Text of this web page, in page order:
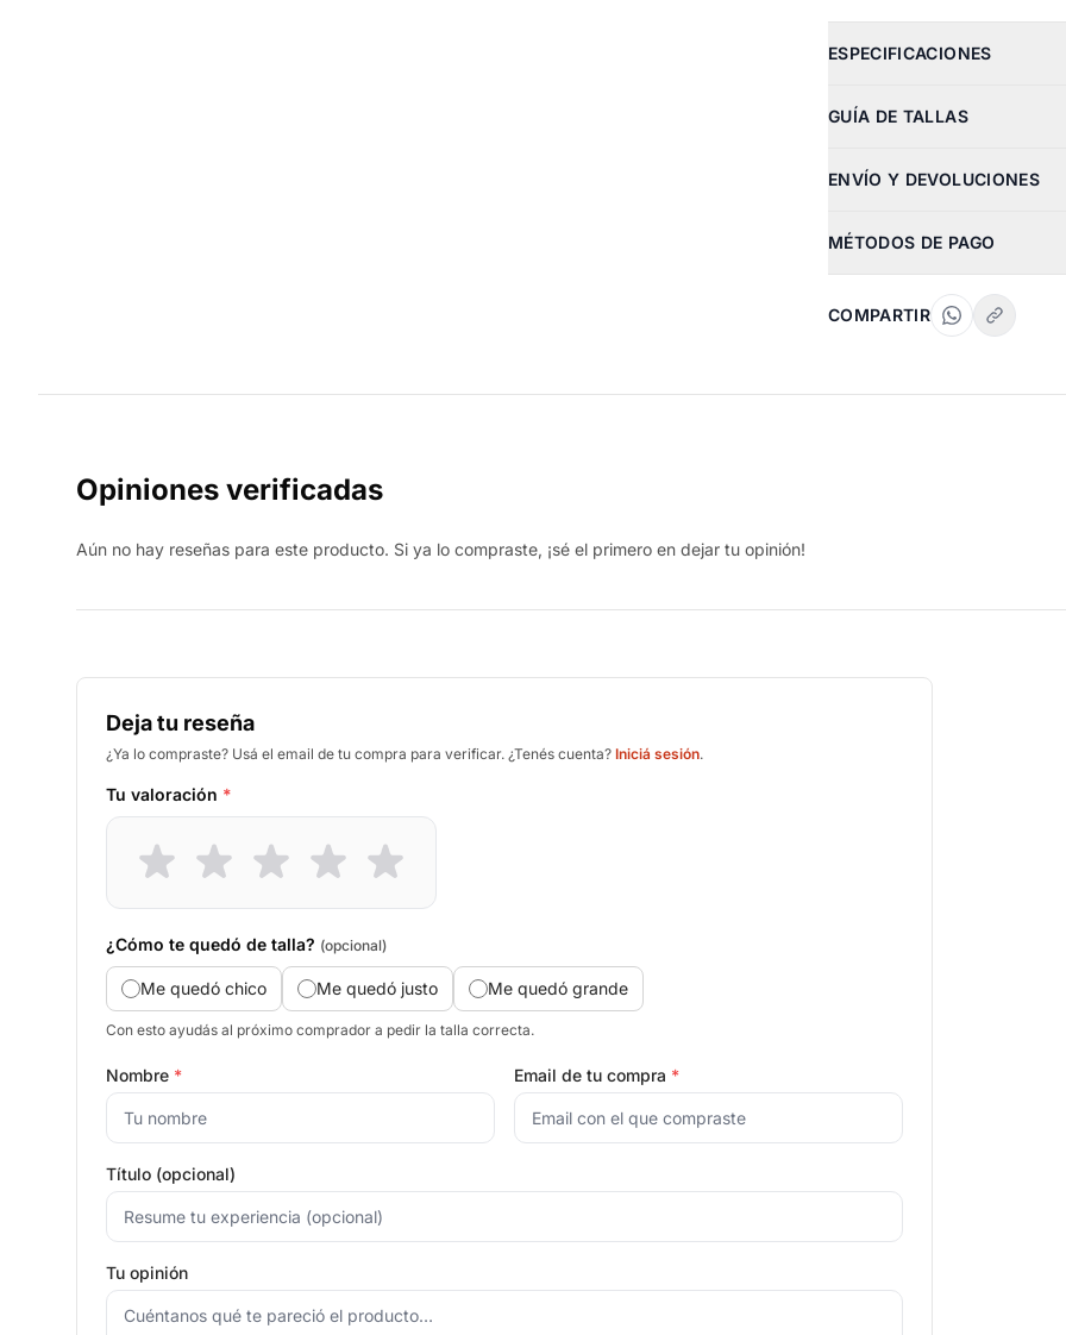
ESPECIFICACIONES
GUÍA DE TALLAS
ENVÍO Y DEVOLUCIONES
MÉTODOS DE PAGO
COMPARTIR
Opiniones verificadas
Aún no hay reseñas para este producto. Si ya lo compraste, ¡sé el primero en dejar tu opinión!
Deja tu reseña
¿Ya lo compraste? Usá el email de tu compra para verificar. ¿Tenés cuenta? Iniciá sesión.
Tu valoración *
¿Cómo te quedó de talla? (opcional)
Me quedó chico Me quedó justo Me quedó grande
Con esto ayudás al próximo comprador a pedir la talla correcta.
Nombre * Email de tu compra *
Título (opcional)
Tu opinión